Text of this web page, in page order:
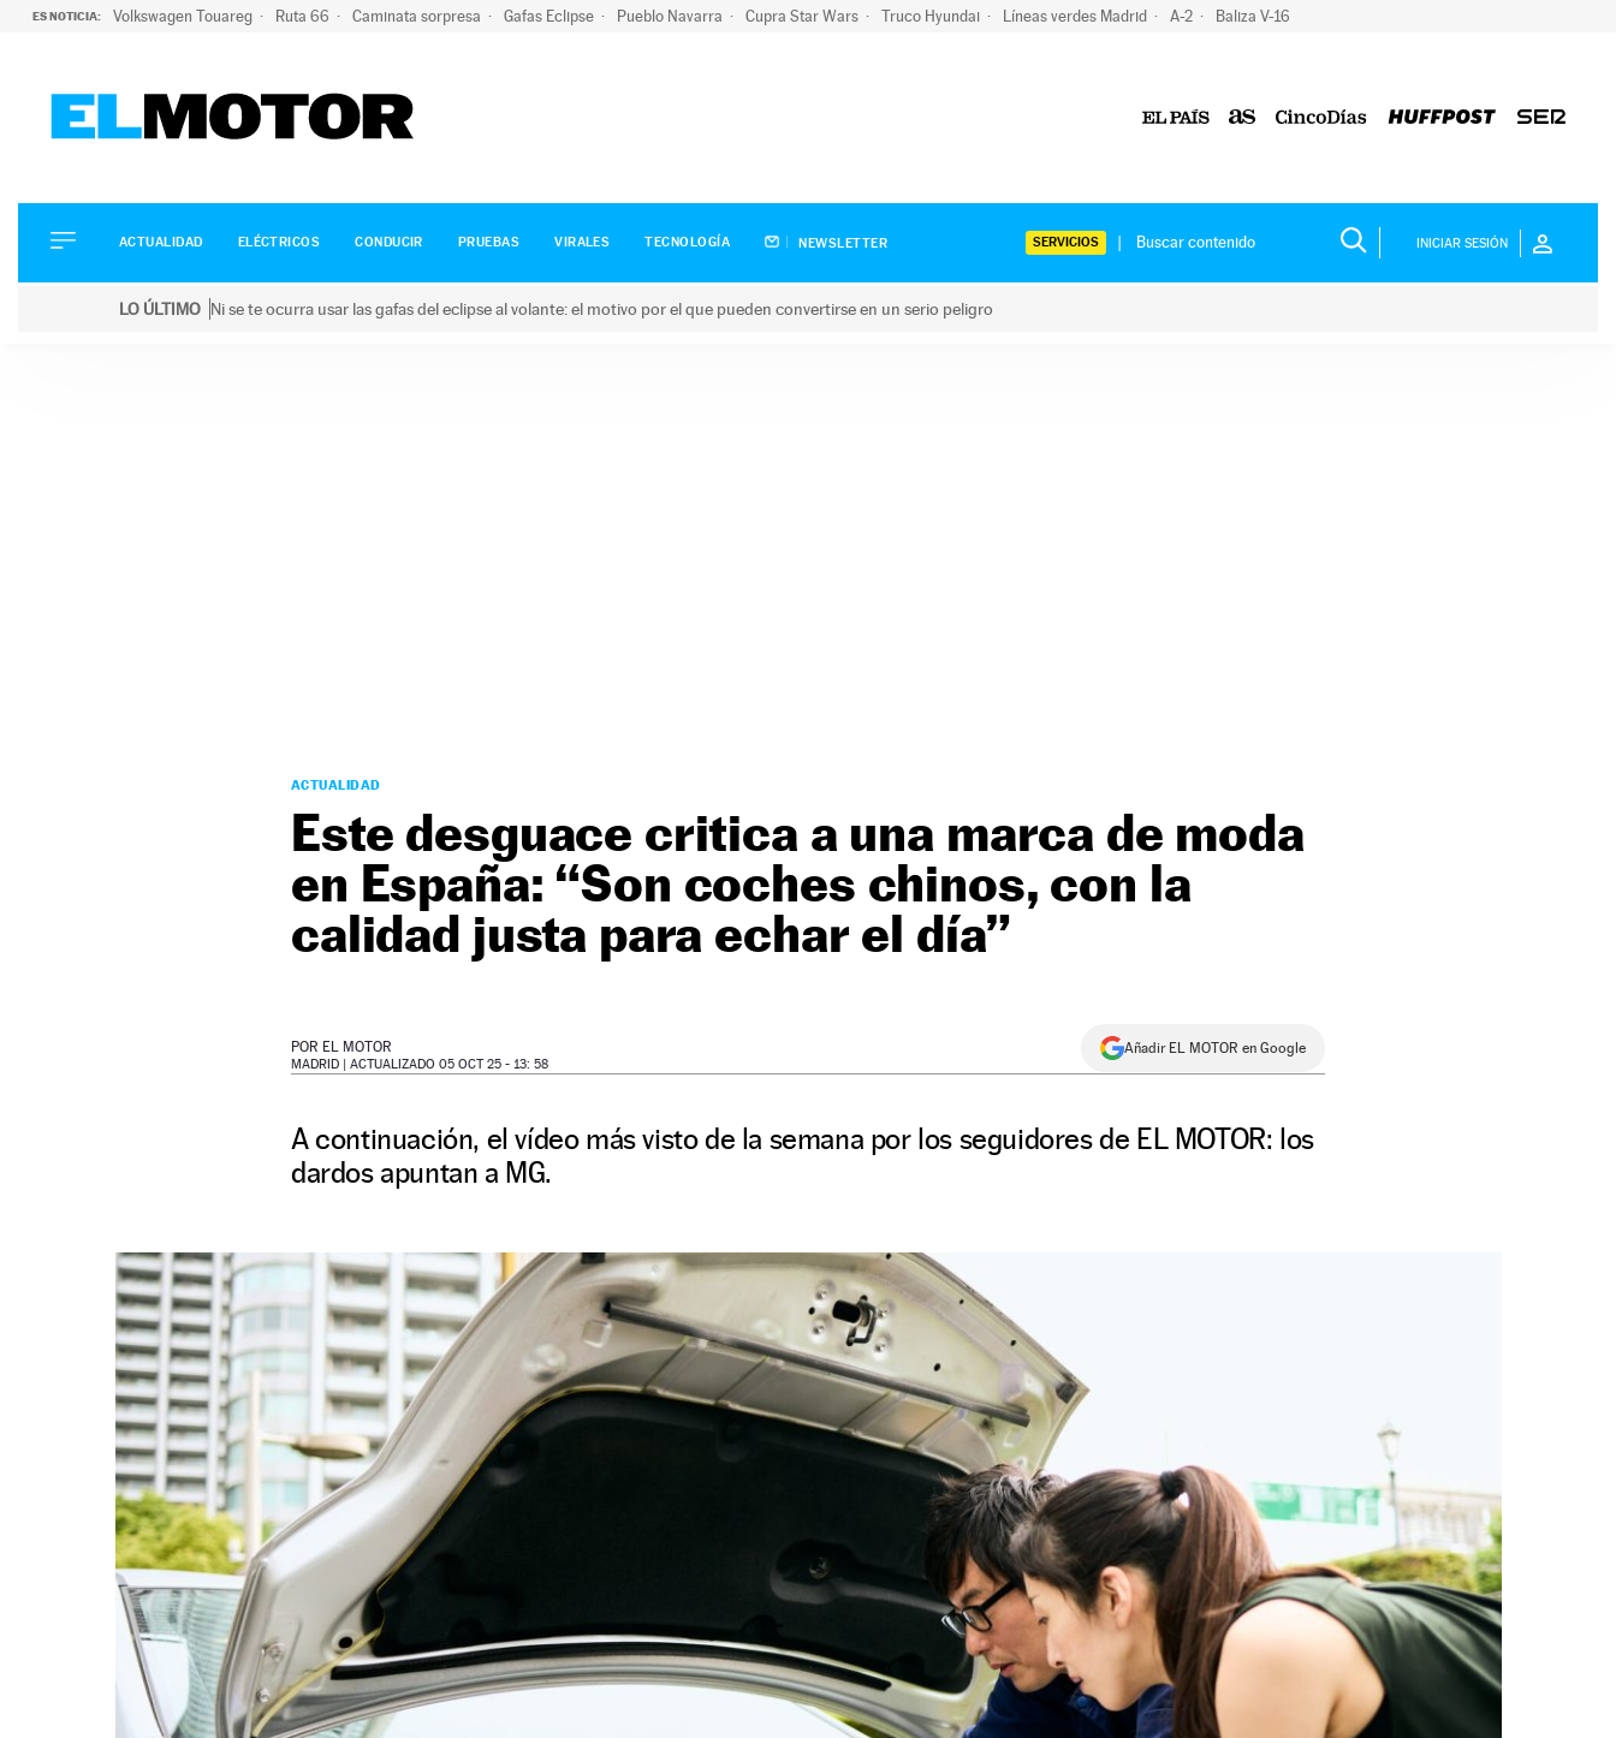
ES NOTICIA: Volkswagen Touareg Ruta 66 Caminata sorpresa Gafas Eclipse Pueblo Navarra Cupra Star Wars Truco Hyundai Líneas verdes Madrid A-2 Baliza V-16
ELÉCTRICOS
CONDUCIR
ACTUALIDAD ELÉCTRICOS CONDUCIR PRUEBAS VIRALES TECNOLOGÍA NEWSLETTER SERVICIOS INICIAR SESIÓN
LO ÚLTIMO Ni se te ocurra usar las gafas del eclipse al volante: el motivo por el que pueden convertirse en un serio peligro
ACTUALIDAD
Este desguace critica a una marca de moda
en España: “Son coches chinos, con la
calidad justa para echar el día”
POR EL MOTOR
MADRID | ACTUALIZADO 05 OCT 25 - 13: 58
Añadir EL MOTOR en Google
A continuación, el vídeo más visto de la semana por los seguidores de EL MOTOR: los
dardos apuntan a MG.